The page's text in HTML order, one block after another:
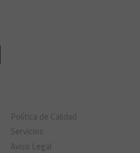
Política de Calidad
Servicios
Aviso Legal